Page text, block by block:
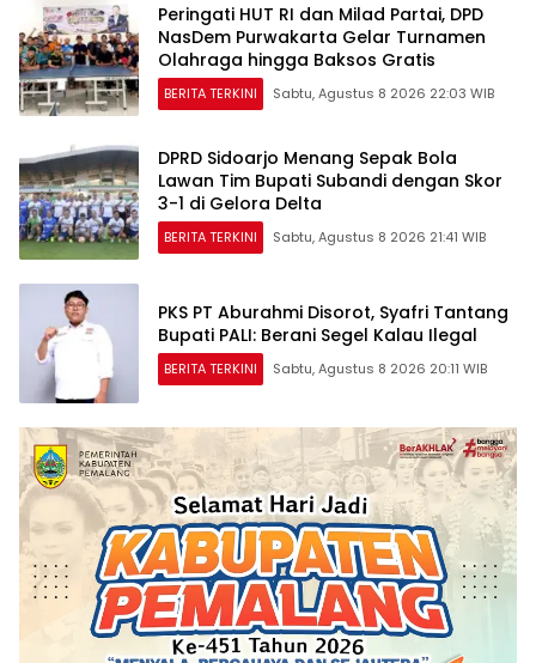
Peringati HUT RI dan Milad Partai, DPD
NasDem Purwakarta Gelar Turnamen
Olahraga hingga Baksos Gratis
BERITA TERKINI Sabtu, Agustus 8 2026 22:03 WIB
DPRD Sidoarjo Menang Sepak Bola
Lawan Tim Bupati Subandi dengan Skor
3-1 di Gelora Delta
BERITA TERKINI Sabtu, Agustus 8 2026 21:41 WIB
PKS PT Aburahmi Disorot, Syafri Tantang
Bupati PALI: Berani Segel Kalau Ilegal
BERITA TERKINI Sabtu, Agustus 8 2026 20:11 WIB